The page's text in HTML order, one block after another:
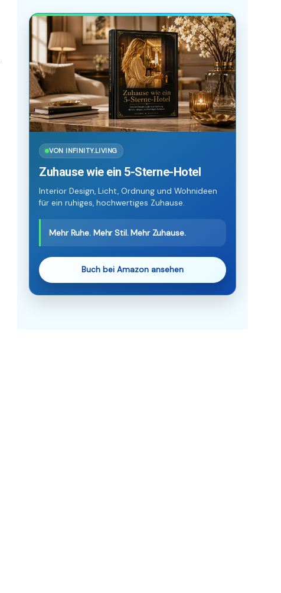
VON INFINITY.LIVING
Zuhause wie ein 5-Sterne-Hotel
Interior Design, Licht, Ordnung und Wohnideen
für ein ruhiges, hochwertiges Zuhause.
Mehr Ruhe. Mehr Stil. Mehr Zuhause.
Buch bei Amazon ansehen